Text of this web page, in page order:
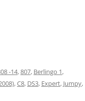
-14,807, Berlingo 1,
,C8, DS3, Expert, Jumpy,